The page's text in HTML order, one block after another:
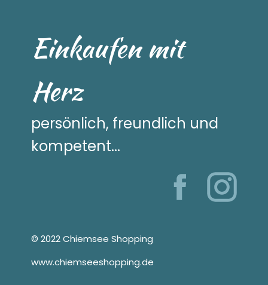
Einkaufen mit
Herz
persönlich, freundlich und
kompetent...
© 2022 Chiemsee Shopping
www.chiemseeshopping.de